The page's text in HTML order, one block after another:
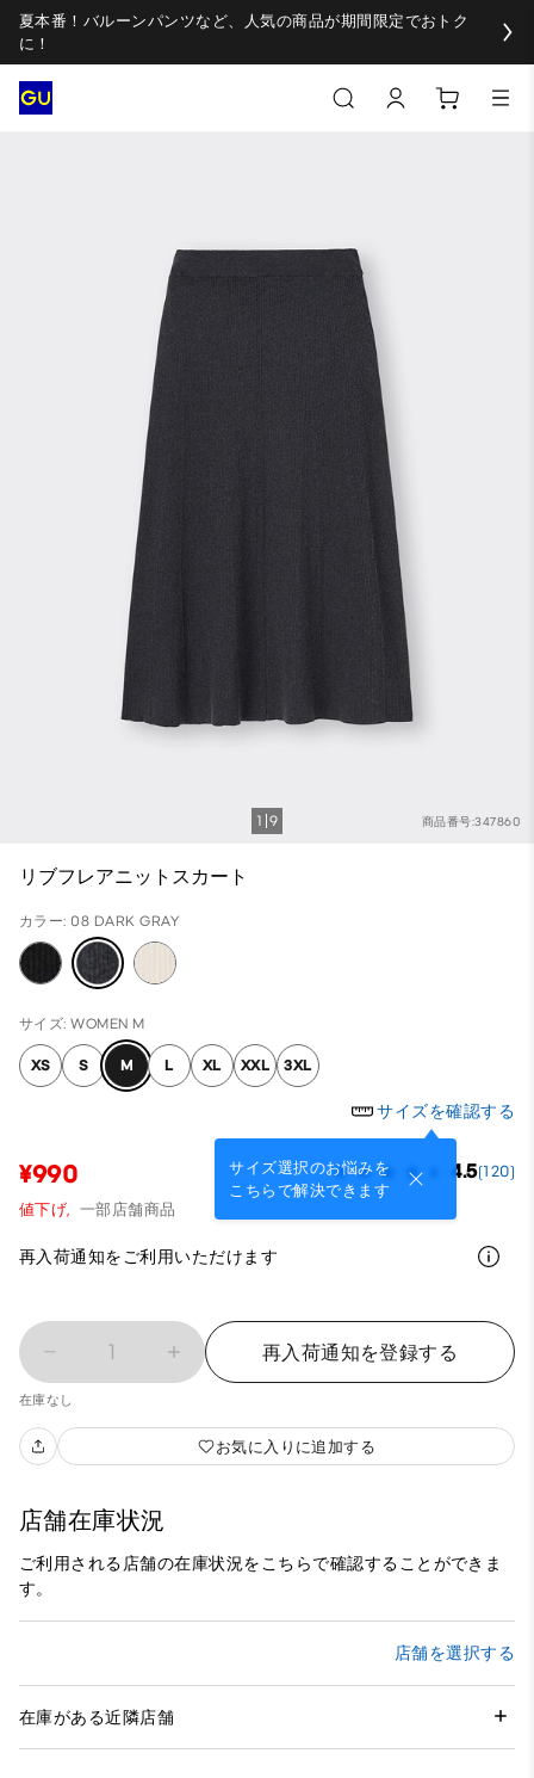
夏本番！バルーンパンツなど、人気の商品が期間限定でおトク
に！
商品番号:347860
1 9
リブフレアニットスカート
カラー: 08 DARK GRAY
サイズ: WOMEN M
XS S M L XL XXL 3XL
サイズを確認する
サイズ選択のお悩みを
こちらで解決できます
¥990 4.5(120)
値下げ, 一部店舗商品
再入荷通知をご利用いただけます
1 再入荷通知を登録する
在庫なし
お気に入りに追加する
店舗在庫状況
ご利用される店舗の在庫状況をこちらで確認することができま
す。
店舗を選択する
在庫がある近隣店舗